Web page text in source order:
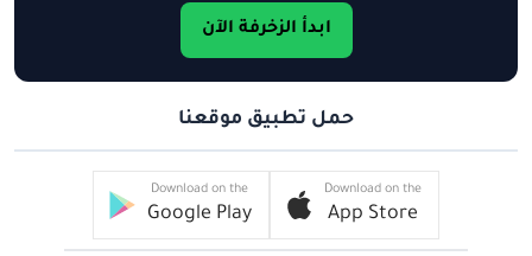
ابدأ الزخرفة الآن
حمل تطبيق موقعنا
Download on the
App Store
Download on the
Google Play